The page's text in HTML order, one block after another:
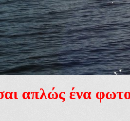
απλώς ένα